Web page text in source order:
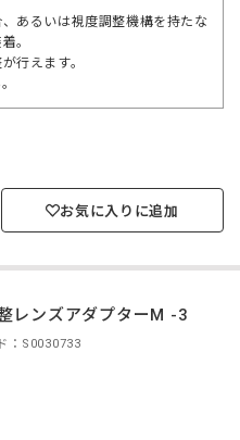
あるいは視度調整機構を持たな
。
行えます。
お気に入りに追加
整レンズアダプターM -3
：S0030733